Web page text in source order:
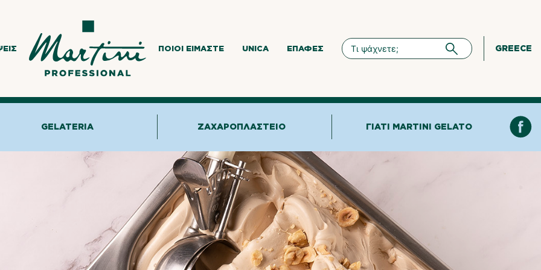
ΠΟΙΟΙ ΕΊΜΑΣΤΕ UNICA ΕΠΑΦΈΣ GREECE
GELATERIA ΖΑΧΑΡΟΠΛΑΣΤΕΊΟ ΓΙΑΤΊ MARTINI GELATO